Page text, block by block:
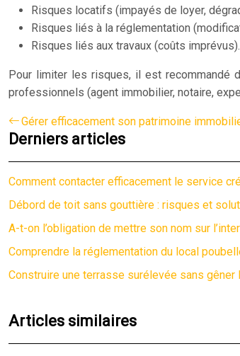
Risques locatifs (impayés de loyer,
Risques liés à la réglementation
Risques liés aux travaux (coûts imprévus).
Pour limiter les risques, il est recommandé
professionnels (agent immobilier, notaire,
Gérer efficacement son patrimoine
Derniers articles
Comment contacter efficacement le service
Débord de toit sans gouttière : risques et
A-t-on l’obligation de mettre son nom sur
Comprendre la réglementation du local
Construire une terrasse surélevée sans gêner
Articles similaires